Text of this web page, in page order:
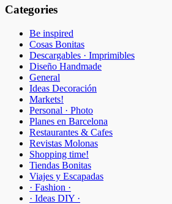
Categories
Be inspired
Cosas Bonitas
Descargables · Imprimibles
Diseño Handmade
General
Ideas Decoración
Markets!
Personal · Photo
Planes en Barcelona
Restaurantes & Cafes
Revistas Molonas
Shopping time!
Tiendas Bonitas
Viajes y Escapadas
· Fashion ·
· Ideas DIY ·